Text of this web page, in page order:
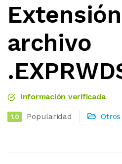
archivo
Información verificada
1.0 Popularidad